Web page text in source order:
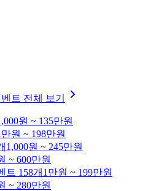
트 전체 보기
원 ~ 135만원
만원 ~ 198만원
1,000원 ~ 245만원
~ 600만원
트 158개 1만원 ~ 199만원
~ 280만원